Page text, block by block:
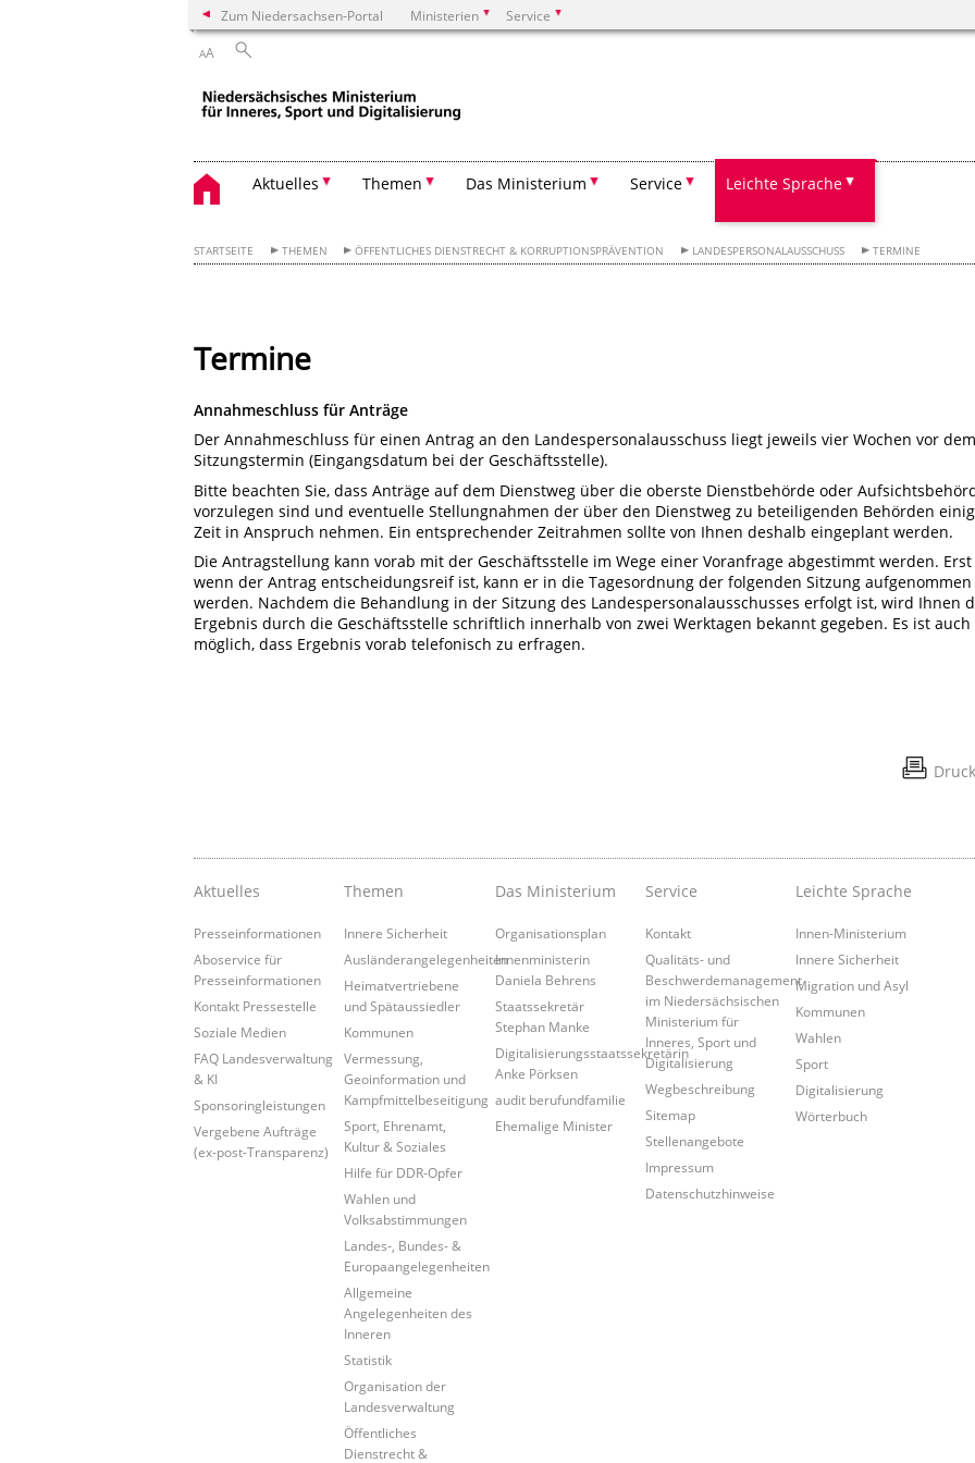
Zum Niedersachsen-Portal Ministerien Service
AA
Aktuelles Themen Das Ministerium Service Leichte Sprache
STARTSEITE THEMEN ÖFFENTLICHES DIENSTRECHT & KORRUPTIONSPRÄVENTION LANDESPERSONALAUSSCHUSS TERMINE
Termine
Annahmeschluss für Anträge
Der Annahmeschluss für einen Antrag an den Landespersonalausschuss liegt jeweils vier Wochen vor dem
Sitzungstermin (Eingangsdatum bei der Geschäftsstelle).
Bitte beachten Sie, dass Anträge auf dem Dienstweg über die oberste Dienstbehörde oder
vorzulegen sind und eventuelle Stellungnahmen der über den Dienstweg zu beteiligenden Behörden
Zeit in Anspruch nehmen. Ein entsprechender Zeitrahmen sollte von Ihnen deshalb eingeplant werden.
Die Antragstellung kann vorab mit der Geschäftsstelle im Wege einer Voranfrage abgestimmt werden. Erst
wenn der Antrag entscheidungsreif ist, kann er in die Tagesordnung der folgenden Sitzung aufgenommen
werden. Nachdem die Behandlung in der Sitzung des Landespersonalausschusses erfolgt ist, wird Ihnen
Ergebnis durch die Geschäftsstelle schriftlich innerhalb von zwei Werktagen bekannt gegeben. Es ist auch
möglich, dass Ergebnis vorab telefonisch zu erfragen.
Aktuelles
Presseinformationen
Aboservice für
Presseinformationen
Kontakt Pressestelle
Soziale Medien
FAQ Landesverwaltung
& KI
Sponsoringleistungen
Vergebene Aufträge
(ex-post-Transparenz)
Themen
Innere Sicherheit
Ausländerangelegenheiten
Heimatvertriebene
und Spätaussiedler
Kommunen
Vermessung,
Geoinformation und
Kampfmittelbeseitigung
Sport, Ehrenamt,
Kultur & Soziales
Hilfe für DDR-Opfer
Wahlen und
Volksabstimmungen
Landes-, Bundes- &
Europaangelegenheiten
Allgemeine
Angelegenheiten des
Inneren
Statistik
Organisation der
Landesverwaltung
Öffentliches
Dienstrecht &
Das Ministerium
Organisationsplan
Innenministerin
Daniela Behrens
Staatssekretär
Stephan Manke
Digitalisierungsstaatssekretärin
Anke Pörksen
audit berufundfamilie
Ehemalige Minister
Service
Kontakt
Qualitäts- und
Beschwerdemanagement
im Niedersächsischen
Ministerium für
Inneres, Sport und
Digitalisierung
Wegbeschreibung
Sitemap
Stellenangebote
Impressum
Datenschutzhinweise
Leichte Sprache
Innen-Ministerium
Innere Sicherheit
Migration und Asyl
Kommunen
Wahlen
Sport
Digitalisierung
Wörterbuch